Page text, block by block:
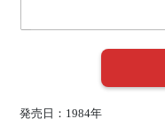
発売日：1984年